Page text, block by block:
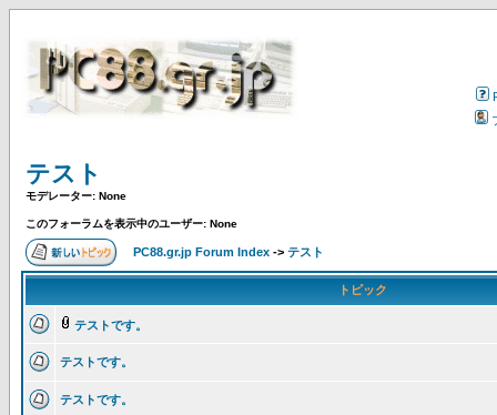
テスト
モデレーター: None
このフォーラムを表示中のユーザー: None
PC88.gr.jp Forum Index -> テスト
トピック
テストです。
テストです。
テストです。